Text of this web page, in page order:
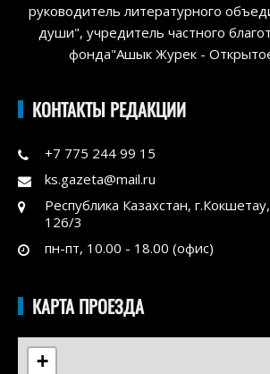
руководитель литературного
души", учредитель частного
фонда"Ашык Журек -
КОНТАКТЫ РЕДАКЦИИ
+7 775 244 99 15
ks.gazeta@mail.ru
Республика Казахстан,
126/3
пн-пт, 10.00 - 18.00 (офис)
КАРТА ПРОЕЗДА
+